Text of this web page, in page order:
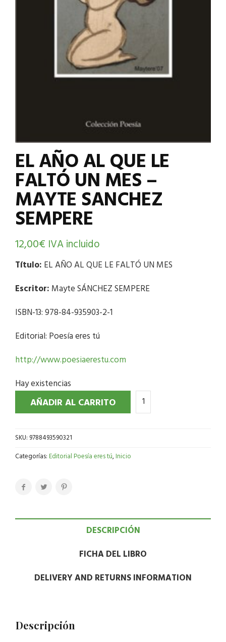
EL AÑO AL QUE LE
FALTÓ UN MES –
MAYTE SANCHEZ
SEMPERE
12,00€ IVA incluido
Título: EL AÑO AL QUE LE FALTÓ UN MES
Escritor: Mayte SÁNCHEZ SEMPERE
ISBN-13: 978-84-935903-2-1
Editorial: Poesía eres tú
http://www.poesiaerestu.com
Hay existencias
AÑADIR AL CARRITO
SKU: 9788493590321
Categorías:Editorial Poesía eres tú,Inicio
DESCRIPCIÓN
FICHA DEL LIBRO
DELIVERY AND RETURNS INFORMATION
Descripción